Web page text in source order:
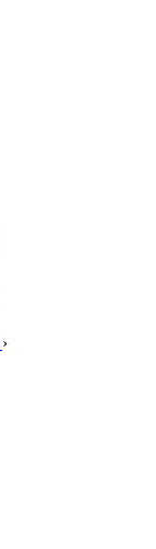
›